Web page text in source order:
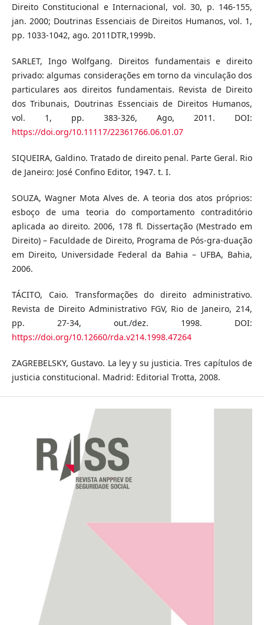
Direito Constitucional e Internacional, vol. 30, p. 146-155,
jan. 2000; Doutrinas Essenciais de Direitos Humanos, vol. 1,
pp. 1033-1042, ago. 2011DTR,1999b.
SARLET, Ingo Wolfgang. Direitos fundamentais e direito
privado: algumas considerações em torno da vinculação dos
particulares aos direitos fundamentais. Revista de Direito
dos Tribunais, Doutrinas Essenciais de Direitos Humanos,
vol. 1, pp. 383-326, Ago, 2011. DOI:
https://doi.org/10.11117/22361766.06.01.07
SIQUEIRA, Galdino. Tratado de direito penal. Parte Geral. Rio
de Janeiro: José Confino Editor, 1947. t. I.
SOUZA, Wagner Mota Alves de. A teoria dos atos próprios:
esboço de uma teoria do comportamento contraditório
aplicada ao direito. 2006, 178 fl. Dissertação (Mestrado em
Direito) – Faculdade de Direito, Programa de Pós-gra-duação
em Direito, Universidade Federal da Bahia – UFBA, Bahia,
2006.
TÁCITO, Caio. Transformações do direito administrativo.
Revista de Direito Administrativo FGV, Rio de Janeiro, 214,
pp. 27-34, out./dez. 1998. DOI:
https://doi.org/10.12660/rda.v214.1998.47264
ZAGREBELSKY, Gustavo. La ley y su justicia. Tres capítulos de
justicia constitucional. Madrid: Editorial Trotta, 2008.